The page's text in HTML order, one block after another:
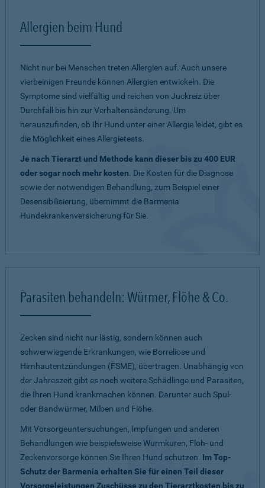
Allergien beim Hund
Nicht nur bei Menschen treten Allergien auf. Auch unsere
vierbeinigen Freunde können Allergien entwickeln. Die
Symptome sind vielfältig und reichen von Juckreiz über
Durchfall bis hin zur Verhaltensänderung. Um
herauszufinden, ob Ihr Hund unter einer Allergie leidet, gibt es
die Möglichkeit eines Allergietests.
Je nach Tierarzt und Methode kann dieser bis zu 400 EUR
oder sogar noch mehr kosten. Die Kosten für die Diagnose
sowie der notwendigen Behandlung, zum Beispiel einer
Desensibilisierung, übernimmt die Barmenia
Hundekrankenversicherung für Sie.
Parasiten behandeln: Würmer, Flöhe & Co.
Zecken sind nicht nur lästig, sondern können auch
schwerwiegende Erkrankungen, wie Borreliose und
Hirnhautentzündungen (FSME), übertragen. Unabhängig von
der Jahreszeit gibt es noch weitere Schädlinge und Parasiten,
die Ihren Hund krankmachen können. Darunter auch Spul-
oder Bandwürmer, Milben und Flöhe.
Mit Vorsorgeuntersuchungen, Impfungen und anderen
Behandlungen wie beispielsweise Wurmkuren, Floh- und
Zeckenvorsorge können Sie Ihren Hund schützen. Im Top-
Schutz der Barmenia erhalten Sie für einen Teil dieser
Vorsorgeleistungen Zuschüsse zu den Tierarztkosten bis zu